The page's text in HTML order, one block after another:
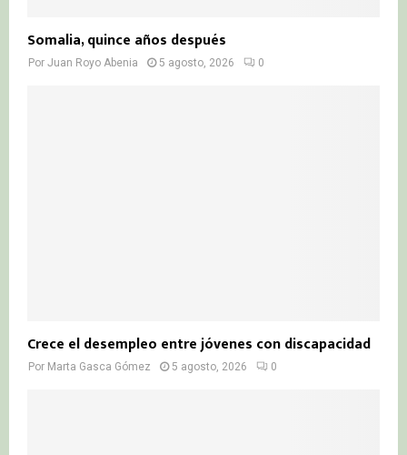
Somalia, quince años después
Por Juan Royo Abenia 5 agosto, 2026 0
Crece el desempleo entre jóvenes con discapacidad
Por Marta Gasca Gómez 5 agosto, 2026 0